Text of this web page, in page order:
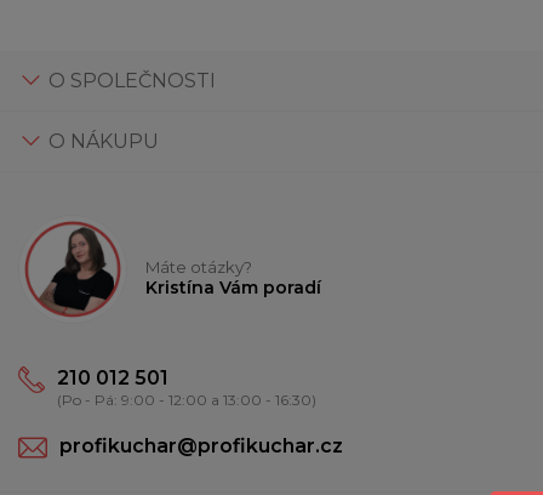
O SPOLEČNOSTI
O NÁKUPU
Máte otázky?
Kristína Vám poradí
210 012 501
(Po - Pá: 9:00 - 12:00 a 13:00 - 16:30)
profikuchar@profikuchar.cz